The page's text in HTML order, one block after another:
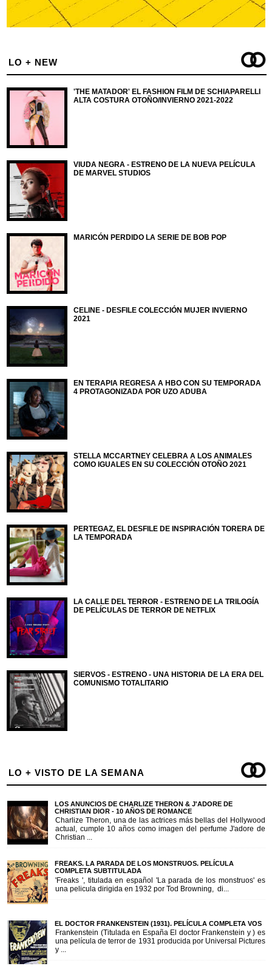
LO + NEW
'THE MATADOR' EL FASHION FILM DE SCHIAPARELLI
ALTA COSTURA OTOÑO/INVIERNO 2021-2022
VIUDA NEGRA - ESTRENO DE LA NUEVA PELÍCULA
DE MARVEL STUDIOS
MARICÓN PERDIDO LA SERIE DE BOB POP
CELINE - DESFILE COLECCIÓN MUJER INVIERNO
2021
EN TERAPIA REGRESA A HBO CON SU TEMPORADA
4 PROTAGONIZADA POR UZO ADUBA
STELLA MCCARTNEY CELEBRA A LOS ANIMALES
COMO IGUALES EN SU COLECCIÓN OTOÑO 2021
PERTEGAZ, EL DESFILE DE INSPIRACIÓN TORERA DE
LA TEMPORADA
LA CALLE DEL TERROR - ESTRENO DE LA TRILOGÍA
DE PELÍCULAS DE TERROR DE NETFLIX
SIERVOS - ESTRENO - UNA HISTORIA DE LA ERA DEL
COMUNISMO TOTALITARIO
LO + VISTO DE LA SEMANA
LOS ANUNCIOS DE CHARLIZE THERON & J'ADORE DE
CHRISTIAN DIOR - 10 AÑOS DE ROMANCE
Charlize Theron, una de las actrices más bellas del Hollywood
actual, cumple 10 años como imagen del perfume J'adore de
Christian ...
FREAKS. LA PARADA DE LOS MONSTRUOS. PELÍCULA
COMPLETA SUBTITULADA
'Freaks ', titulada en español 'La parada de los monstruos' es
una pelicula dirigida en 1932 por Tod Browning, di...
EL DOCTOR FRANKENSTEIN (1931). PELÍCULA COMPLETA VOS
Frankenstein (Titulada en España El doctor Frankenstein y ) es
una película de terror de 1931 producida por Universal Pictures
y ...